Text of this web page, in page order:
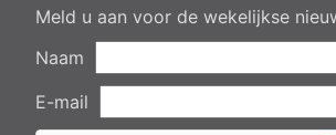
Meld u aan voor de wekelijkse
Naam
E-mail